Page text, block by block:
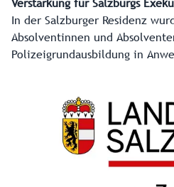
Verstärkung für Salzburgs
In der Salzburger Residenz
Absolventinnen und
Polizeigrundausbildung in